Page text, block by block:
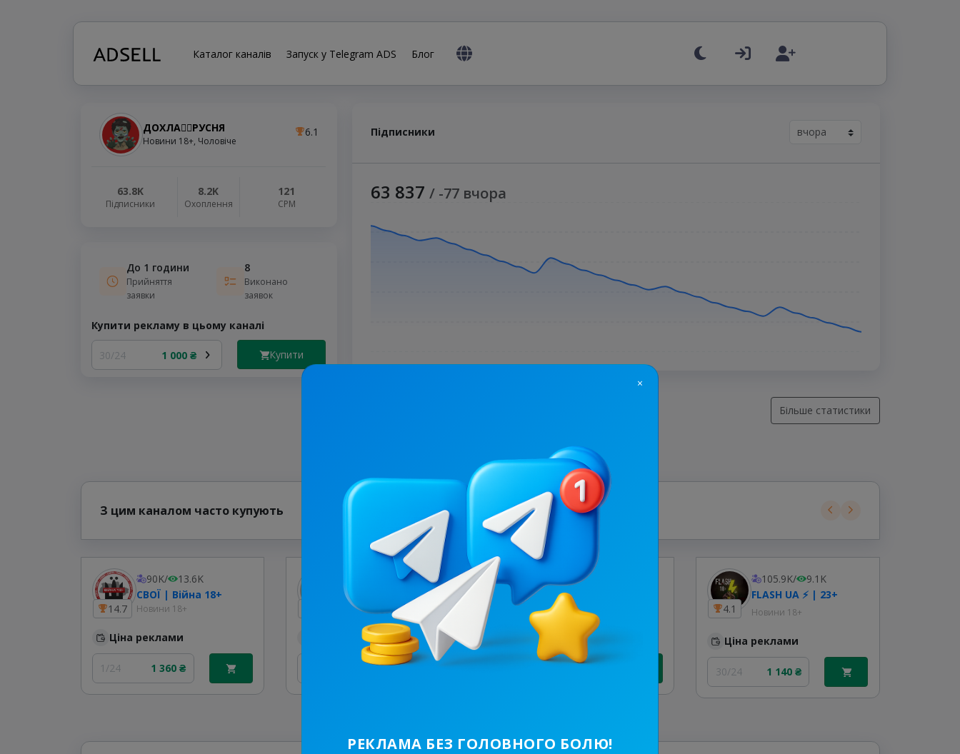
Каталог каналів Запуск у Telegram ADS Блог
ДОХЛА🧟‍♂️РУСНЯ
Новини 18+, Чоловіче
6.1
63.8K
Підписники
8.2K
Охоплення
121
СРМ
До 1 години
Прийняття
заявки
8
Виконано
заявок
Купити рекламу в цьому каналі
30/24 1 000 ₴ Купити
Підписники
63 837 / -77 вчора
Більше статистики
З цим каналом часто купують
14.7
90K/
13.6K
СВОЇ | Війна 18+
Новини 18+
Ціна реклами
1/24 1 360 ₴
12.2K
ДУРКА
Гумор, Новини 18+
Ціна реклами
1 350 ₴
4.6
60.4K/
Жесть ЮА
Новини 18+
Ціна реклами
1 080 ₴
4.1
105.9K/
9.1K
FLASH UA ⚡️ | 23+
Новини 18+
Ціна реклами
30/24 1 140 ₴
×
РЕКЛАМА БЕЗ ГОЛОВНОГО БОЛЮ!